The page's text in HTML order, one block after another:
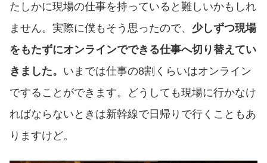
たしかに現場の仕事を持っていると難しいかもしれ
ません。実際に僕もそう思ったので、 少しずつ現場
をもたずにオンラインでできる仕事へ切り替えてい
きました。 いまでは仕事の8割くらいはオンライン
ですることができます。どうしても現場に行かなけ
ればならないときは新幹線で日帰りで行くこともあ
りますけど。